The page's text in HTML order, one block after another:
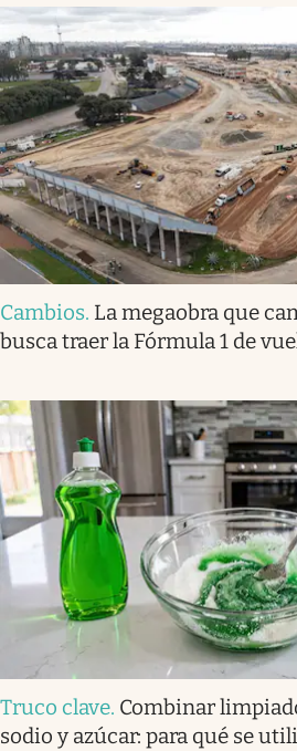
Cambios. La megaobra que
busca traer la Fórmula 1 de
Truco clave. Combinar
sodio y azúcar: para qué se